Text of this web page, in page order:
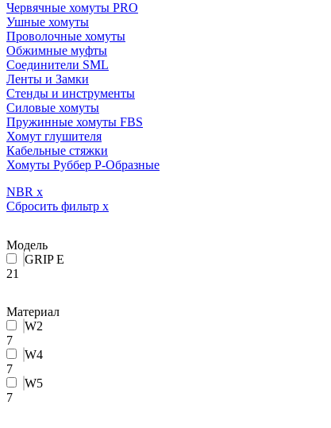
Червячные хомуты PRO
Ушные хомуты
Проволочные хомуты
Обжимные муфты
Соединители SML
Ленты и Замки
Стенды и инструменты
Силовые хомуты
Пружинные хомуты FBS
Хомут глушителя
Кабельные стяжки
Хомуты Руббер Р-Образные
NBR x
Сбросить фильтр x
Модель
GRIP E
21
Материал
W2
7
W4
7
W5
7